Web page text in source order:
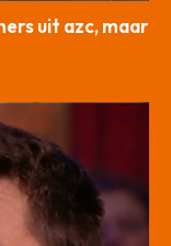
uit azc, maar